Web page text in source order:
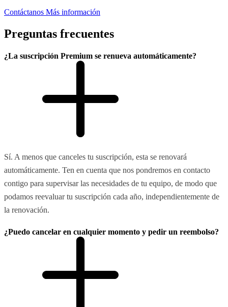
Contáctanos Más información
Preguntas frecuentes
¿La suscripción Premium se renueva automáticamente?
Sí. A menos que canceles tu suscripción, esta se renovará
automáticamente. Ten en cuenta que nos pondremos en contacto
contigo para supervisar las necesidades de tu equipo, de modo que
podamos reevaluar tu suscripción cada año, independientemente de
la renovación.
¿Puedo cancelar en cualquier momento y pedir un reembolso?